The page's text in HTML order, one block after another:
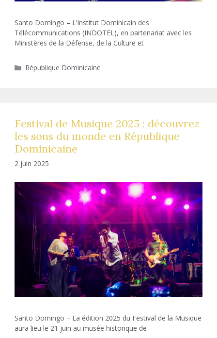
Santo Domingo – L’Institut Dominicain des
Télécommunications (INDOTEL), en partenariat avec les
Ministères de la Défense, de la Culture et
Catégories
République Dominicaine
Festival de Musique 2025 : découvrez
les sons du monde en République
Dominicaine
2 juin 2025
Santo Domingo – La édition 2025 du Festival de la Musique
aura lieu le 21 juin au musée historique de